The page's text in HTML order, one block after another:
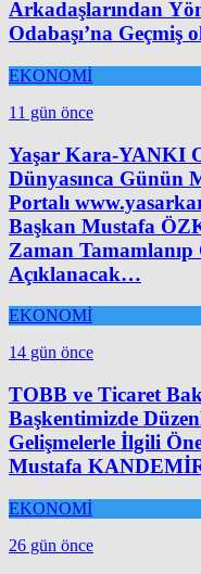
Arkadaşlarından
Odabaşı’na
EKONOMİ
11 gün önce
Yaşar Kara-YANKI
Dünyasınca Günün
Portalı
Başkan Mustafa
Zaman
Açıklanacak…
EKONOMİ
14 gün önce
TOBB ve Ticaret
Başkentimizde
Gelişmelerle İlgili Önemli
Mustafa
EKONOMİ
26 gün önce